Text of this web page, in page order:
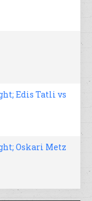
Edis Tatli vs
Oskari Metz